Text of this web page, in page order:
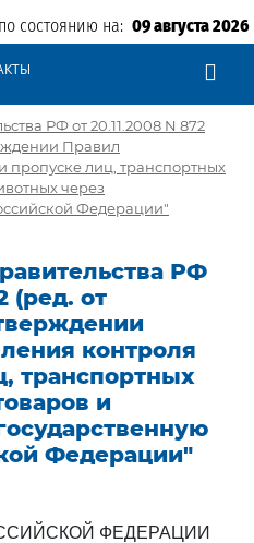
состоянию на: 09 августа 2026
РФ от 20.11.2008 N 872
Правил
пропуске лиц, транспортных
через
Федерации"
РФ
(ред. от
контроля
транспортных
и
Федерации"
ФЕДЕРАЦИИ